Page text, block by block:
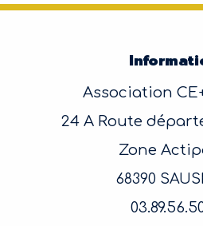
Association
24 A Route
Zone
68390